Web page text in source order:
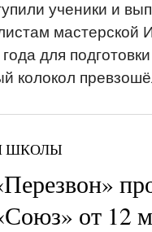
ученики и
мастерской
для
колокол
ШКОЛЫ
от 12